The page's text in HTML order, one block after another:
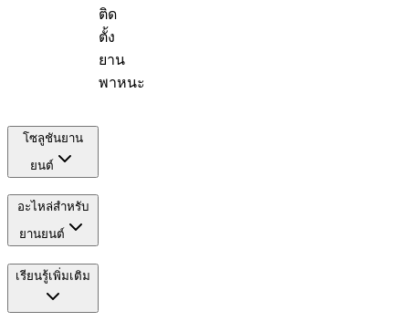
ติด
ตั้ง
ยาน
พาหนะ
โซลูชันยาน
ยนต์
อะไหล่สำหรับ
ยานยนต์
เรียนรู้เพิ่มเติม